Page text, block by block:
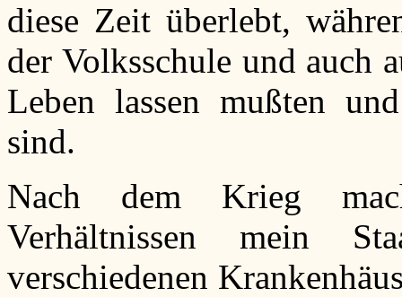
diese Zeit überlebt,
der Volksschule und auch
Leben lassen mußten
sind.
Nach dem Krieg
Verhältnissen mein
verschiedenen